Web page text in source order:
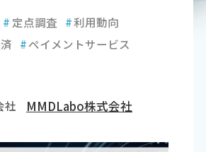
# 定点調査 #利用動向
#ペイメントサービス
社 MMDLabo株式会社